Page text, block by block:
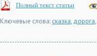
Полный текст статьи
Ключевые слова: сказка, дорога,